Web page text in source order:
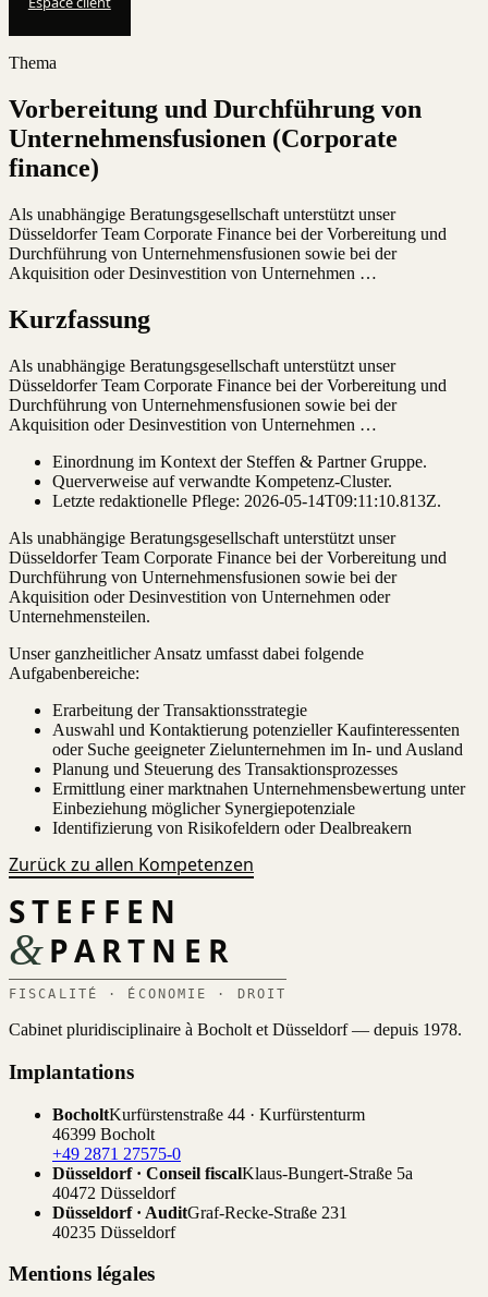
Thema
Vorbereitung und Durchführung von
Unternehmensfusionen (Corporate
finance)
Als unabhängige Beratungsgesellschaft unterstützt unser
Düsseldorfer Team Corporate Finance bei der Vorbereitung und
Durchführung von Unternehmensfusionen sowie bei der
Akquisition oder Desinvestition von Unternehmen …
Kurzfassung
Als unabhängige Beratungsgesellschaft unterstützt unser
Düsseldorfer Team Corporate Finance bei der Vorbereitung und
Durchführung von Unternehmensfusionen sowie bei der
Akquisition oder Desinvestition von Unternehmen …
Einordnung im Kontext der Steffen & Partner Gruppe.
Querverweise auf verwandte Kompetenz-Cluster.
Letzte redaktionelle Pflege: 2026-05-14T09:11:10.813Z.
Als unabhängige Beratungsgesellschaft unterstützt unser
Düsseldorfer Team Corporate Finance bei der Vorbereitung und
Durchführung von Unternehmensfusionen sowie bei der
Akquisition oder Desinvestition von Unternehmen oder
Unternehmensteilen.
Unser ganzheitlicher Ansatz umfasst dabei folgende
Aufgabenbereiche:
Erarbeitung der Transaktionsstrategie
Auswahl und Kontaktierung potenzieller Kaufinteressenten
oder Suche geeigneter Zielunternehmen im In- und Ausland
Planung und Steuerung des Transaktionsprozesses
Ermittlung einer marktnahen Unternehmensbewertung unter
Einbeziehung möglicher Synergiepotenziale
Identifizierung von Risikofeldern oder Dealbreakern
Zurück zu allen Kompetenzen
STEFFEN
&PARTNER
FISCALITÉ · ÉCONOMIE · DROIT
Cabinet pluridisciplinaire à Bocholt et Düsseldorf — depuis 1978.
Implantations
BocholtKurfürstenstraße 44 · Kurfürstenturm
46399 Bocholt
+49 2871 27575-0
Düsseldorf · Conseil fiscalKlaus-Bungert-Straße 5a
40472 Düsseldorf
Düsseldorf · AuditGraf-Recke-Straße 231
40235 Düsseldorf
Mentions légales